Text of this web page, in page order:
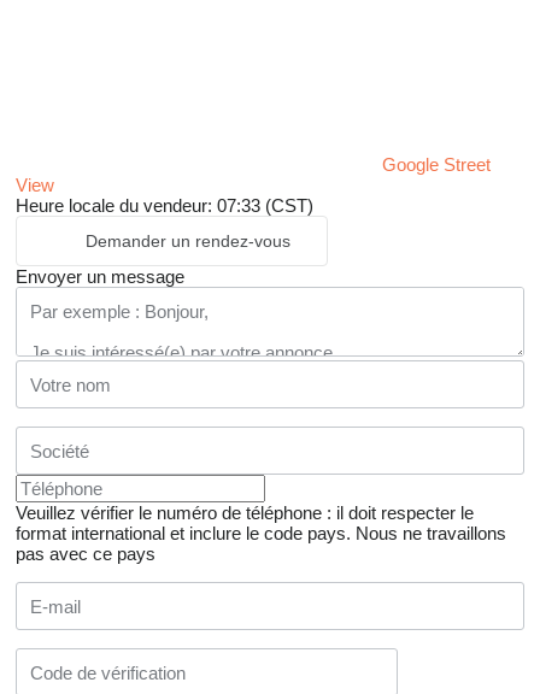
Google Street
View
Heure locale du vendeur: 07:33 (CST)
Demander un rendez-vous
Envoyer un message
Veuillez vérifier le numéro de téléphone : il doit respecter le
format international et inclure le code pays. Nous ne travaillons
pas avec ce pays